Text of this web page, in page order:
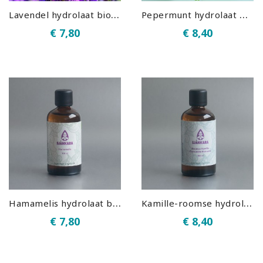
L
avendel hydrolaat bio (100 ml)
€ 7,80
P
epermunt hydrolaat bio (100 ml)
€ 8,40
H
amamelis hydrolaat bio (100 ml)
€ 7,80
K
amille-roomse hydrolaat bio (100 ml)
€ 8,40